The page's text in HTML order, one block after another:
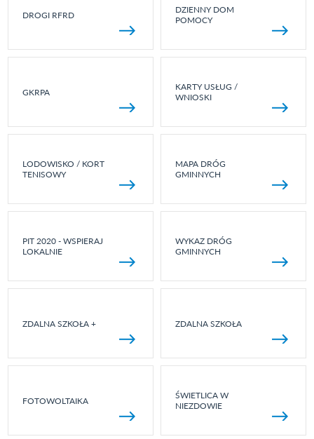
DROGI RFRD
DZIENNY DOM
POMOCY
GKRPA
KARTY USŁUG /
WNIOSKI
LODOWISKO / KORT
TENISOWY
MAPA DRÓG
GMINNYCH
PIT 2020 - WSPIERAJ
LOKALNIE
WYKAZ DRÓG
GMINNYCH
ZDALNA SZKOŁA + ZDALNA SZKOŁA
FOTOWOLTAIKA
ŚWIETLICA W
NIEZDOWIE